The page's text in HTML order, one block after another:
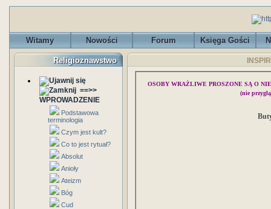
Witamy Nowości Forum Księga Gości
Religioznawstwo
==>>
WPROWADZENIE
Podstawowa
terminologia
Czym jest kult?
Co to jest rytuał?
Absolut
Anioły
Ateizm
Bóg
Cud
OSOBY WRAŻLIWE PROSZONE SĄ O
(nie